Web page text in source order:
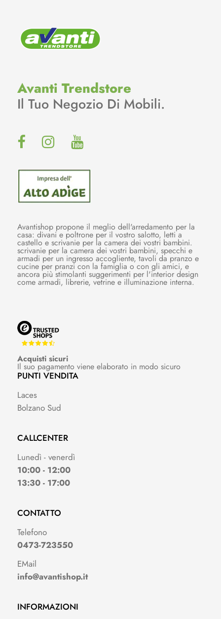
Avanti Trendstore
Il Tuo Negozio Di Mobili.
Avantishop propone il meglio dell'arredamento per la
casa: divani e poltrone per il vostro salotto, letti a
castello e scrivanie per la camera dei vostri bambini.
scrivanie per la camera dei vostri bambini, specchi e
armadi per un ingresso accogliente, tavoli da pranzo e
cucine per pranzi con la famiglia o con gli amici, e
ancora più stimolanti suggerimenti per l'interior design
come armadi, librerie, vetrine e illuminazione interna.
Acquisti sicuri
Il suo pagamento viene elaborato in modo sicuro
PUNTI VENDITA
Laces
Bolzano Sud
CALLCENTER
Lunedì - venerdì
10:00 - 12:00
13:30 - 17:00
CONTATTO
Telefono
0473-723550
EMail
info@avantishop.it
INFORMAZIONI